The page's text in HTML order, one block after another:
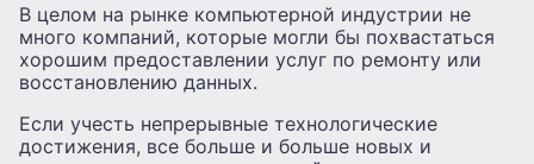
В целом на рынке компьютерной индустрии не
много компаний, которые могли бы похвастаться
хорошим предоставлении услуг по ремонту или
восстановлению данных.
Если учесть непрерывные технологические
достижения, все больше и больше новых и